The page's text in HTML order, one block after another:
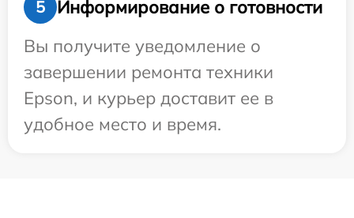
5
Информирование о готовности
Вы получите уведомление о
завершении ремонта техники
Epson, и курьер доставит ее в
удобное место и время.